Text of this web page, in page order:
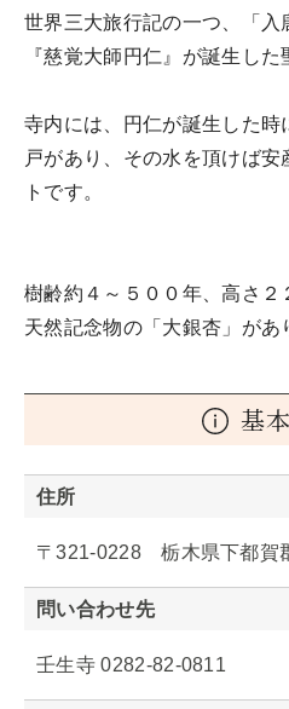
世界三大旅行記の一つ、「入
『慈覚大師円仁』が誕生した
寺内には、円仁が誕生した
戸があり、その水を頂けば
トです。
樹齢約４～５００年、高さ２
天然記念物の「大銀杏」があ
基
住所
〒321-0228 栃木県下都賀
問い合わせ先
壬生寺 0282-82-0811